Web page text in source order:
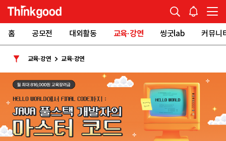
홈 공모전 대외활동 교육·강연 씽굿lab 커뮤니
교육·강연 교육·강연